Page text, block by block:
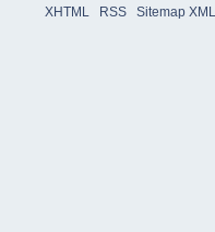
XHTML
RSS Sitemap XML